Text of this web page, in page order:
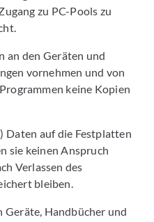
zu PC-Pools zu
den Geräten und
vornehmen und von
keine Kopien
auf die Festplatten
sie keinen Anspruch
Verlassen des
bleiben.
Handbücher und